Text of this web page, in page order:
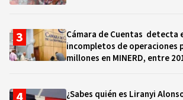
Cámara de Cuentas detecta
incompletos de operaciones
millones en MINERD, entre
¿Sabes quién es Liranyi